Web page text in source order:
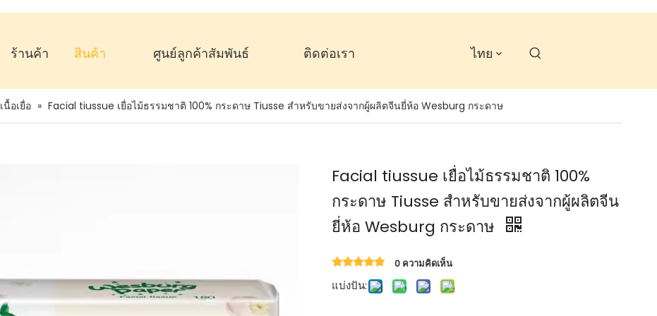
ร้านค้า สินค้า ศูนย์ลูกค้าสัมพันธ์ ติดต่อเรา ไทย
เนื้อเยื่อ » Facial tiussue เยื่อไม้ธรรมชาติ 100% กระดาษ Tiusse สำหรับขายส่งจากผู้ผลิตจีนยี่ห้อ Wesburg กระดาษ
Facial tiussue เยื่อไม้ธรรมชาติ 100%
กระดาษ Tiusse สำหรับขายส่งจากผู้ผลิตจีน
ยี่ห้อ Wesburg กระดาษ
0 ความคิดเห็น
แบ่งปัน: